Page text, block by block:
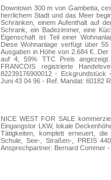
Downtown 300 m von Gambetta,
herrlichem Stadt und das Meer
Schränken, einem Aufenthalt auf
Schrank, ein Badezimmer, eine
Eigenschaft ist Teil einer
Diese Wohnanlage verfügt über
Ausgaben in Höhe von 2.684 €.
auf 4, 59% TTC Preis
FRANCOIS registrierte
82239176900012 -
Juni 43 04 96 - Ref. Mandat: 60182
NICE WEST FOR SALE
Eingangstor LKW, lokale
Tätigkeiten, komplett erneuert,
Schule, See-, Straßen-, PREIS
Ansprechpartner: Bernard Commer